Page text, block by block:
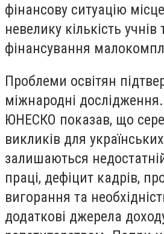
фінансову ситуацію
невелику кількість учнів
фінансування
Проблеми освітян
міжнародні
ЮНЕСКО показав, що
викликів для
залишаються
праці, дефіцит кадрів,
вигорання та
додаткові джерела